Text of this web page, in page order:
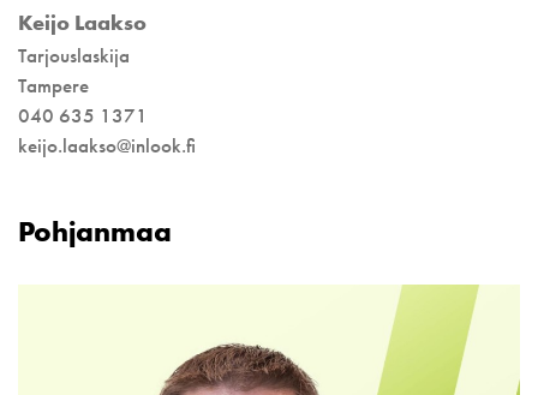
Keijo Laakso
Tarjouslaskija
Tampere
040 635 1371
keijo.laakso@inlook.fi
Pohjanmaa